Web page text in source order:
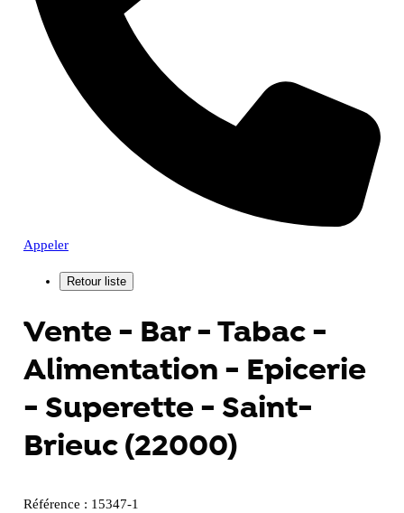
Appeler
Vente - Bar - Tabac -
Alimentation - Epicerie
- Superette - Saint-
Brieuc (22000)
Référence : 15347-1